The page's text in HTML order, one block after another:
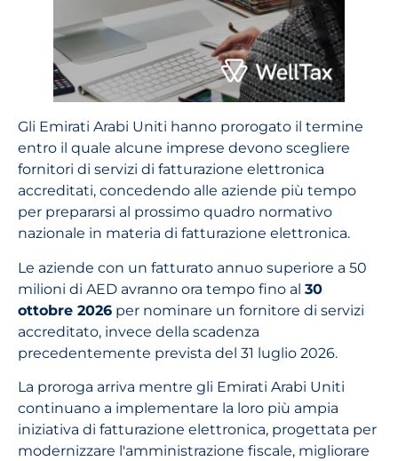
Gli Emirati Arabi Uniti hanno prorogato il termine
entro il quale alcune imprese devono scegliere
fornitori di servizi di fatturazione elettronica
accreditati, concedendo alle aziende più tempo
per prepararsi al prossimo quadro normativo
nazionale in materia di fatturazione elettronica.
Le aziende con un fatturato annuo superiore a 50
milioni di AED avranno ora tempo fino al 30
ottobre 2026 per nominare un fornitore di servizi
accreditato, invece della scadenza
precedentemente prevista del 31 luglio 2026.
La proroga arriva mentre gli Emirati Arabi Uniti
continuano a implementare la loro più ampia
iniziativa di fatturazione elettronica, progettata per
modernizzare l'amministrazione fiscale, migliorare